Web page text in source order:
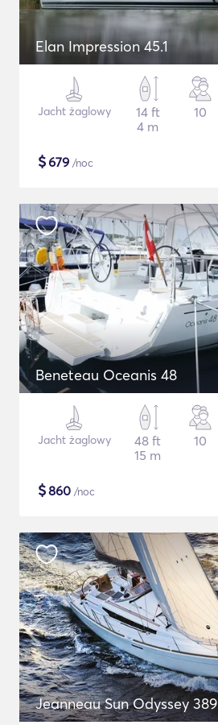
Elan Impression 45.1
Jacht żaglowy
14 ft
4 m
10
$679 /noc
Beneteau Oceanis 48
Jacht żaglowy
48 ft
15 m
10
$860 /noc
Jeanneau Sun Odyssey 389